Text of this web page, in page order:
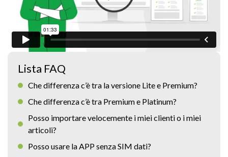
Lista FAQ
Che differenza c’è tra la versione Lite e Premium?
Che differenza c’è tra Premium e Platinum?
Posso importare velocemente i miei clienti o i miei
articoli?
Posso usare la APP senza SIM dati?